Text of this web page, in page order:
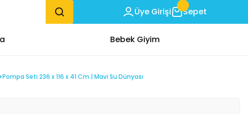
Üye Girişi Sepet
Bebek Giyim
Seti 236 x 116 x 41 Cm | Mavi Su Dünyası